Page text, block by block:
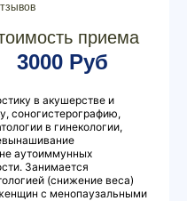
приема
3000 Руб
в акушерстве и
соногистерографию,
в гинекологии,
аутоиммунных
Занимается
(снижение веса)
с менопаузальными